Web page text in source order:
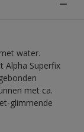
water.
Alpha Superfix
met ca.
glimmende